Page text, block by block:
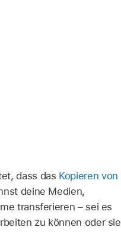
dass das Kopieren von
deine Medien,
transferieren – sei es
zu können oder sie